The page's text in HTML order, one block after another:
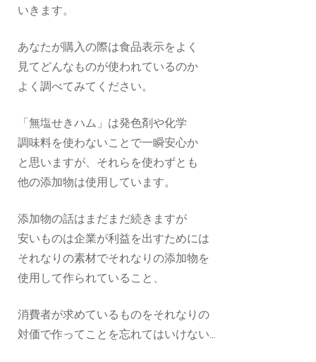
いきます。
あなたが購入の際は食品表示をよく
見てどんなものが使われているのか
よく調べてみてください。
「無塩せきハム」は発色剤や化学
調味料を使わないことで一瞬安心か
と思いますが、それらを使わずとも
他の添加物は使用しています。
添加物の話はまだまだ続きますが
安いものは企業が利益を出すためには
それなりの素材でそれなりの添加物を
使用して作られていること、
消費者が求めているものをそれなりの
対価で作ってことを忘れてはいけない...